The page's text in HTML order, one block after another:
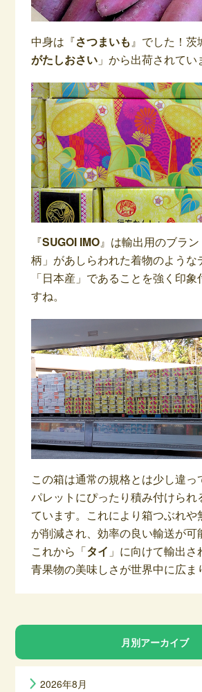
中身は『さつまいも』でした！茨
がたしおさい」から出荷されてい
『SUGOI IMO』は輸出用のブラ
柄」があしらわれた着物のような
「日本産」であることを強く印
すね。
この箱は通常の規格とは少し違っ
パレットにぴったり積み付けられ
ています。これにより箱つぶれや
が削減され、効率の良い輸送が可
これから「タイ 」に向けて輸出
青果物の美味しさが世界中に広ま
月別アーカイブ
2026年8月